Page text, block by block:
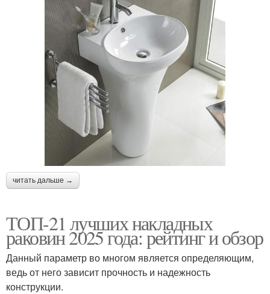
читать дальше →
ТОП-21 лучших накладных
раковин 2025 года: рейтинг и обзор
Данный параметр во многом является определяющим,
ведь от него зависит прочность и надежность
конструкции.